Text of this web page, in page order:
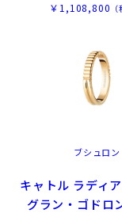
￥1,108,800
ブシュロン
キャトル ラディ
グラン・ゴドロ